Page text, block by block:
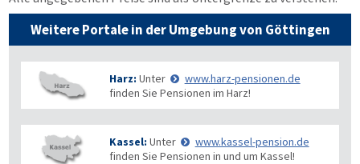
Weitere Portale in der Umgebung von Göttingen
Harz: Unter
www.harz-pensionen.de
finden Sie Pensionen im Harz!
Kassel: Unter
www.kassel-pension.de
finden Sie Pensionen in und um Kassel!